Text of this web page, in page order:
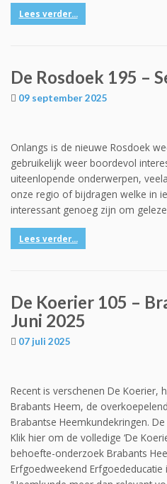
Lees verder...
De Rosdoek 195 –
09 september 2025
Onlangs is de nieuwe Rosdoek
gebruikelijk weer boordevol
uiteenlopende onderwerpen,
onze regio of bijdragen welke in
interessant genoeg zijn om
Lees verder...
De Koerier 105 –
Juni 2025
07 juli 2025
Recent is verschenen De Koerier,
Brabants Heem, de
Brabantse Heemkundekringen.
Klik hier om de volledige ‘De
behoefte-onderzoek Brabants
Erfgoedweekend Erfgoededucatie